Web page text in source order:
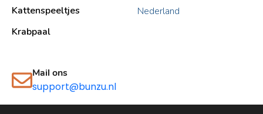
Kattenspeeltjes
Krabpaal​
Nederland
Mail ons
support@bunzu.nl